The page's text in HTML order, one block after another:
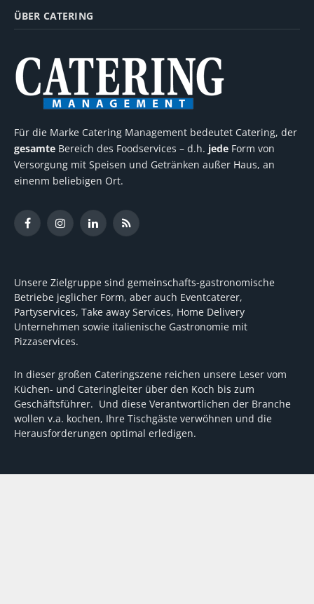
ÜBER CATERING
Für die Marke Catering Management bedeutet Catering, der
gesamte Bereich des Foodservices – d.h. jede Form von
Versorgung mit Speisen und Getränken außer Haus, an
einenm beliebigen Ort.
FacebookInstagramLinkedInRSS
Unsere Zielgruppe sind gemeinschafts-gastronomische
Betriebe jeglicher Form, aber auch Eventcaterer,
Partyservices, Take away Services, Home Delivery
Unternehmen sowie italienische Gastronomie mit
Pizzaservices.
In dieser großen Cateringszene reichen unsere Leser vom
Küchen- und Cateringleiter über den Koch bis zum
Geschäftsführer. Und diese Verantwortlichen der Branche
wollen v.a. kochen, Ihre Tischgäste verwöhnen und die
Herausforderungen optimal erledigen.